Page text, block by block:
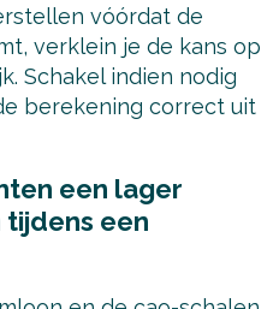
vóórdat de
verklein je de kans op
Schakel indien nodig
berekening correct uit
een lager
een